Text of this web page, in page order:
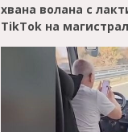
хвана волана с
TikTok на